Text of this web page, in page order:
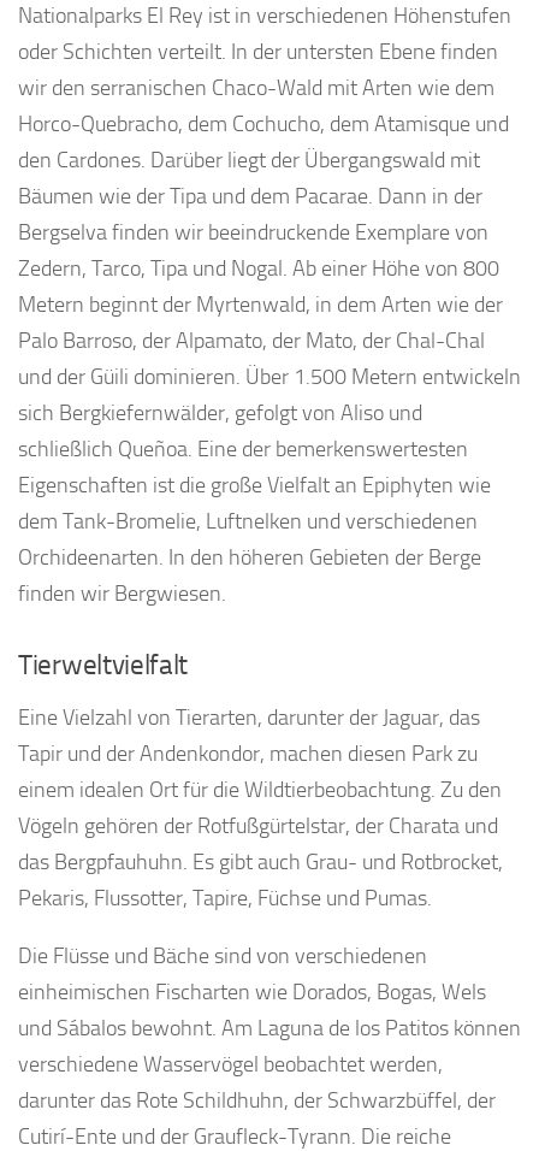
Nationalparks El Rey ist in verschiedenen Höhenstufen
oder Schichten verteilt. In der untersten Ebene finden
wir den serranischen Chaco-Wald mit Arten wie dem
Horco-Quebracho, dem Cochucho, dem Atamisque und
den Cardones. Darüber liegt der Übergangswald mit
Bäumen wie der Tipa und dem Pacarae. Dann in der
Bergselva finden wir beeindruckende Exemplare von
Zedern, Tarco, Tipa und Nogal. Ab einer Höhe von 800
Metern beginnt der Myrtenwald, in dem Arten wie der
Palo Barroso, der Alpamato, der Mato, der Chal-Chal
und der Güili dominieren. Über 1.500 Metern entwickeln
sich Bergkiefernwälder, gefolgt von Aliso und
schließlich Queñoa. Eine der bemerkenswertesten
Eigenschaften ist die große Vielfalt an Epiphyten wie
dem Tank-Bromelie, Luftnelken und verschiedenen
Orchideenarten. In den höheren Gebieten der Berge
finden wir Bergwiesen.
Tierweltvielfalt
Eine Vielzahl von Tierarten, darunter der Jaguar, das
Tapir und der Andenkondor, machen diesen Park zu
einem idealen Ort für die Wildtierbeobachtung. Zu den
Vögeln gehören der Rotfußgürtelstar, der Charata und
das Bergpfauhuhn. Es gibt auch Grau- und Rotbrocket,
Pekaris, Flussotter, Tapire, Füchse und Pumas.
Die Flüsse und Bäche sind von verschiedenen
einheimischen Fischarten wie Dorados, Bogas, Wels
und Sábalos bewohnt. Am Laguna de los Patitos können
verschiedene Wasservögel beobachtet werden,
darunter das Rote Schildhuhn, der Schwarzbüffel, der
Cutirí-Ente und der Graufleck-Tyrann. Die reiche